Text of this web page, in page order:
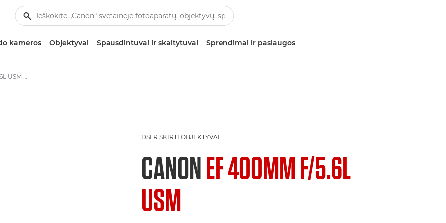
kameros Objektyvai Spausdintuvai ir skaitytuvai Sprendimai ir paslaugos
Canon EF 400mm f/5.6L USM - Objektyvai – video- ir fotoobjektyvai
DSLR SKIRTI OBJEKTYVAI
CANONEF 400MM F/5.6L
USM